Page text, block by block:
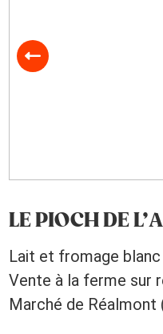
LE PIOCH DE
Lait et fromage
Vente à la ferme sur
Marché de